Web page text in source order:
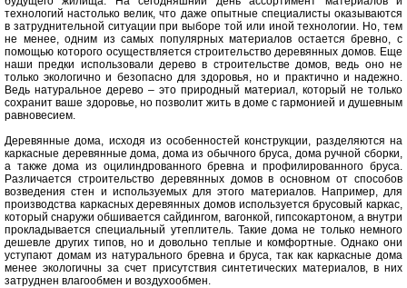
технологий настолько велик, что даже опытные специалисты оказываются
в затруднительной ситуации при выборе той или иной технологии. Но, тем
не менее, одним из самых популярных материалов остается бревно, с
помощью которого осуществляется строительство деревянных домов. Еще
наши предки использовали дерево в строительстве домов, ведь оно не
только экологично и безопасно для здоровья, но и практично и надежно.
Ведь натуральное дерево – это природный материал, который не только
сохранит ваше здоровье, но позволит жить в доме с гармонией и душевным
равновесием.
Деревянные дома, исходя из особенностей конструкции, разделяются на
каркасные деревянные дома, дома из обычного бруса, дома ручной сборки,
а также дома из оцилиндрованного бревна и профилированного бруса.
Различается строительство деревянных домов в основном от способов
возведения стен и используемых для этого материалов. Например, для
производства каркасных деревянных домов используется брусовый каркас,
который снаружи обшивается сайдингом, вагонкой, гипсокартоном, а внутри
прокладывается специальный утеплитель. Такие дома не только немного
дешевле других типов, но и довольно теплые и комфортные. Однако они
уступают домам из натурального бревна и бруса, так как каркасные дома
менее экологичны за счет присутствия синтетических материалов, в них
затруднен влагообмен и воздухообмен.